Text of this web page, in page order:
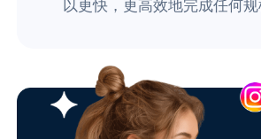
以更快，更高效地完成任何规